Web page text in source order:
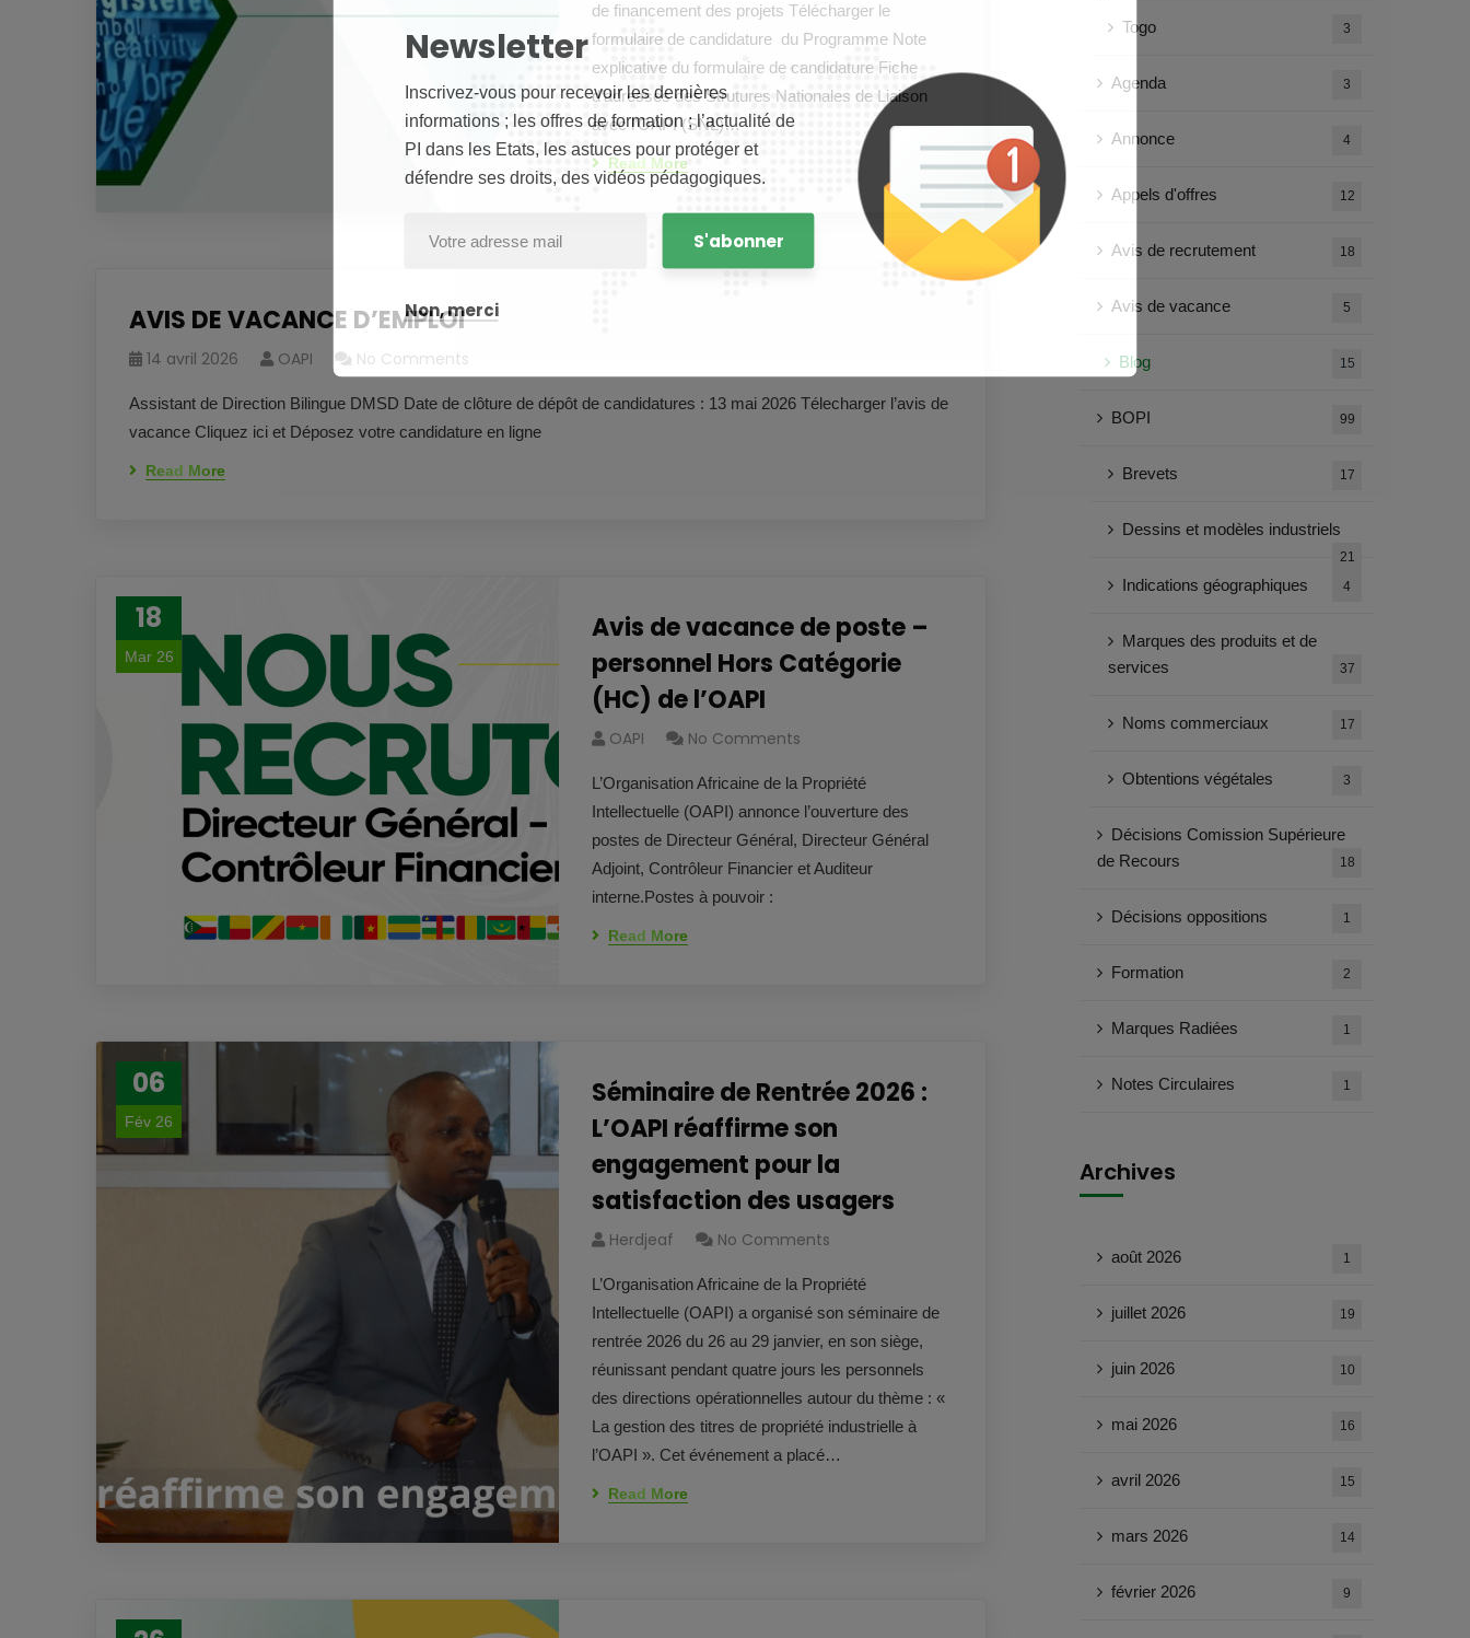
de financement des projets Télécharger le
formulaire de candidature du Programme Note
explicative du formulaire de candidature Fiche
d’adresses des Strutures Nationales de Liaison
avec l’OAPI (SNL)…
Read More
AVIS DE VACANCE D’EMPLOI
14 avril 2026 OAPI No Comments
Assistant de Direction Bilingue DMSD Date de clôture de dépôt de candidatures : 13 mai 2026 Télecharger l’avis de
vacance Cliquez ici et Déposez votre candidature en ligne
Read More
18
Mar 26
Avis de vacance de poste –
personnel Hors Catégorie
(HC) de l’OAPI
OAPI No Comments
L’Organisation Africaine de la Propriété
Intellectuelle (OAPI) annonce l’ouverture des
postes de Directeur Général, Directeur Général
Adjoint, Contrôleur Financier et Auditeur
interne.Postes à pouvoir :
Read More
06
Fév 26
Séminaire de Rentrée 2026 :
L’OAPI réaffirme son
engagement pour la
satisfaction des usagers
Herdjeaf No Comments
L’Organisation Africaine de la Propriété
Intellectuelle (OAPI) a organisé son séminaire de
rentrée 2026 du 26 au 29 janvier, en son siège,
réunissant pendant quatre jours les personnels
des directions opérationnelles autour du thème : «
La gestion des titres de propriété industrielle à
l’OAPI ». Cet événement a placé…
Read More
Togo 3
Agenda 3
Annonce 4
Appels d'offres 12
Avis de recrutement 18
Avis de vacance 5
Blog 15
BOPI 99
Brevets 17
Dessins et modèles industriels
21
Indications géographiques 4
Marques des produits et de
services
37
Noms commerciaux 17
Obtentions végétales 3
Décisions Comission Supérieure
de Recours
18
Décisions oppositions 1
Formation 2
Marques Radiées 1
Notes Circulaires 1
Archives
août 2026 1
juillet 2026 19
juin 2026 10
mai 2026 16
avril 2026 15
mars 2026 14
février 2026 9
Newsletter
Inscrivez-vous pour recevoir les dernières
informations ; les offres de formation ; l’actualité de
PI dans les Etats, les astuces pour protéger et
défendre ses droits, des vidéos pédagogiques.
Non, merci